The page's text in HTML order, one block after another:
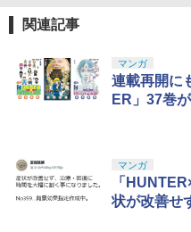
関連記事
マンガ
連載再開に
ER」37巻
マンガ
「
状が改善せ